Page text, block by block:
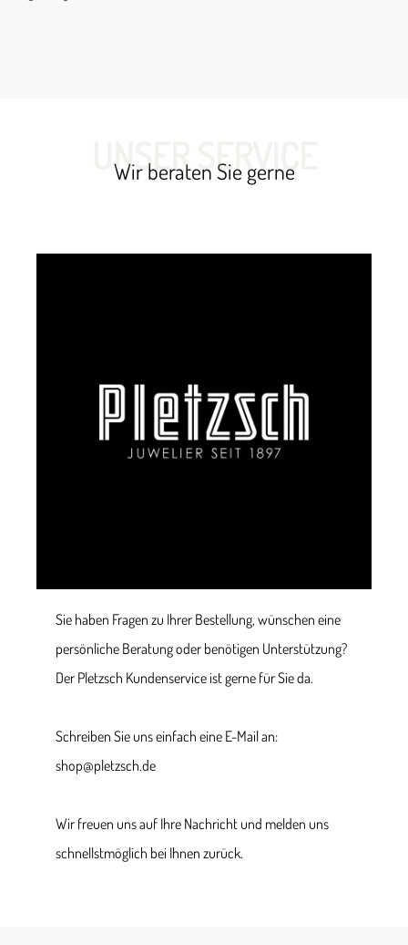
UNSER SERVICE
Wir beraten Sie gerne
Sie haben Fragen zu Ihrer Bestellung, wünschen eine
persönliche Beratung oder benötigen Unterstützung?
Der Pletzsch Kundenservice ist gerne für Sie da.
Schreiben Sie uns einfach eine E-Mail an:
shop@pletzsch.de
Wir freuen uns auf Ihre Nachricht und melden uns
schnellstmöglich bei Ihnen zurück.